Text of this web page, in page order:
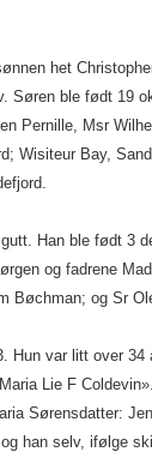
het
Søren ble født 19
Pernille, Msr
Wisiteur Bay,
Han ble født 3
og fadrene
Bøchman; og Sr
Hun var litt over 34
Lie F
Sørensdatter:
han selv, ifølge